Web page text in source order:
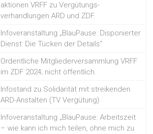
aktionen VRFF zu Vergütungs-
verhandlungen ARD und ZDF.
Infoveranstaltung „BlauPause: Disponierter
Dienst: Die Tücken der Details“
Ordentliche Mitgliederversammlung VRFF
im ZDF 2024; nicht öffentlich.
Infostand zu Solidarität mit streikenden
ARD-Anstalten (TV Vergütung)
Infoveranstaltung „BlauPause: Arbeitszeit
– wie kann ich mich teilen, ohne mich zu